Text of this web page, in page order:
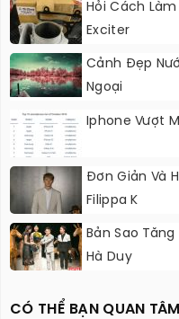
Hỏi Cách
Exciter
Cảnh Đẹp
Ngoại
Iphone Vượt
Đơn Giản Và
Filippa K
Bản Sao
Hà Duy
CÓ THỂ BẠN QUAN TÂM